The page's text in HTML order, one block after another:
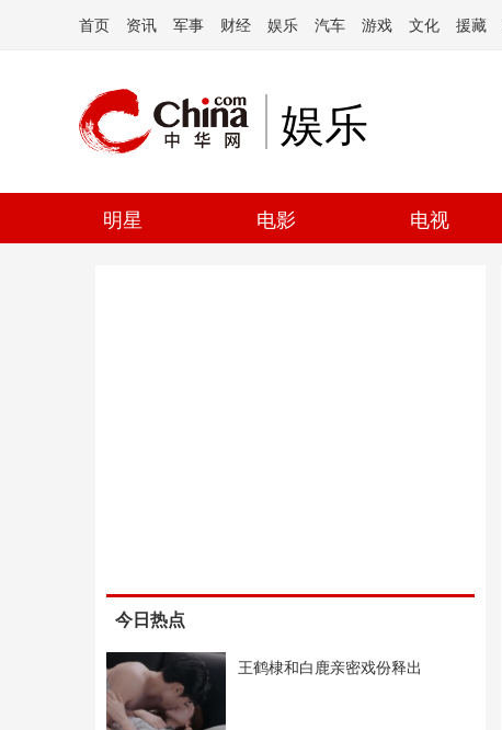
首页 资讯 军事 财经 娱乐 汽车 游戏 文化 援藏
娱乐
明星 电影 电视
今日热点
王鹤棣和白鹿亲密戏份释出